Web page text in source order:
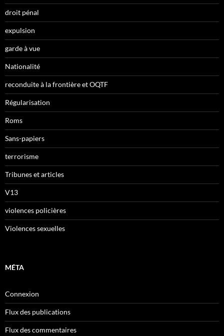
droit pénal
expulsion
garde à vue
Nationalité
reconduite à la frontière et OQTF
Régularisation
Roms
Sans-papiers
terrorisme
Tribunes et articles
V13
violences policières
Violences sexuelles
MÉTA
Connexion
Flux des publications
Flux des commentaires